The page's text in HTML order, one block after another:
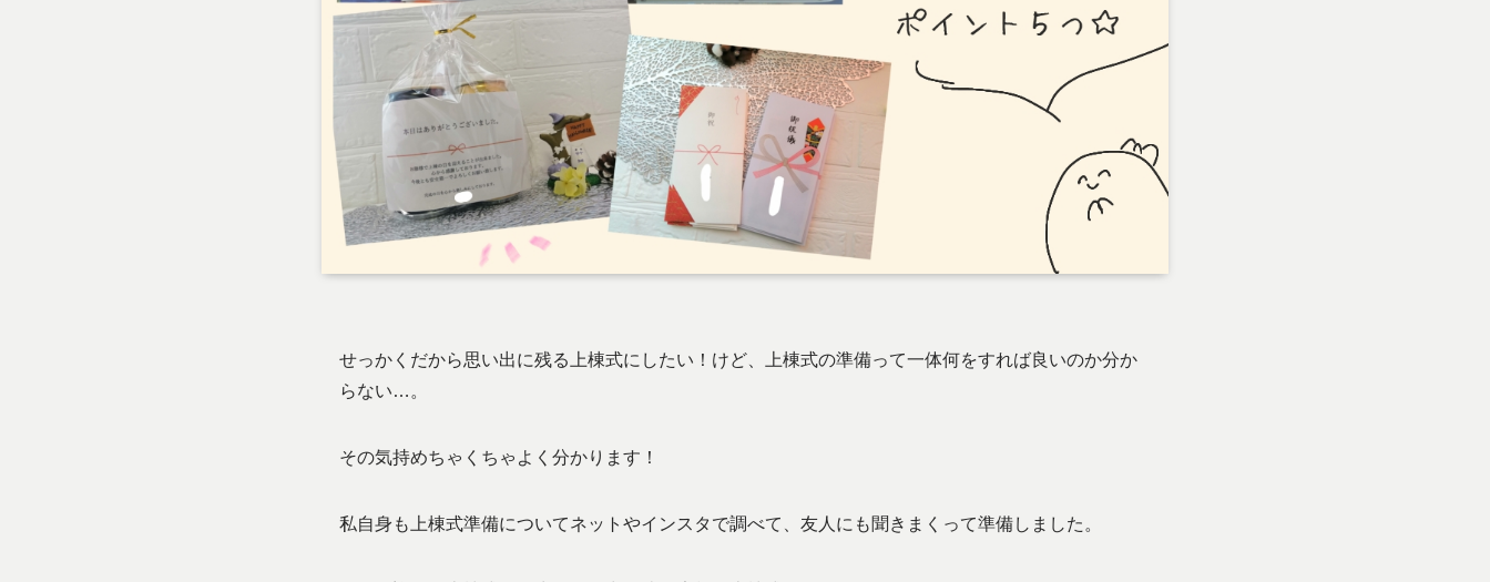
せっかくだから思い出に残る上棟式にしたい！けど、上棟式の準備って一体何をすれば良いのか分か
らない…。
その気持めちゃくちゃよく分かります！
私自身も上棟式準備についてネットやインスタで調べて、友人にも聞きまくって準備しました。